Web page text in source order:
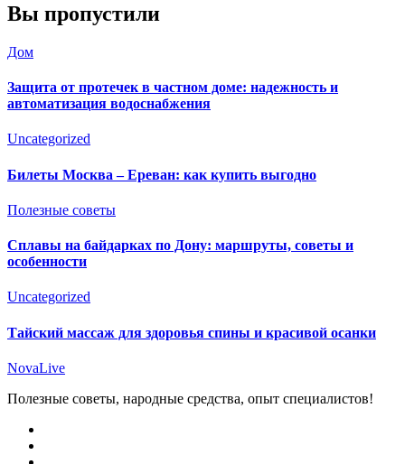
Вы пропустили
Дом
Защита от протечек в частном доме: надежность и
автоматизация водоснабжения
Uncategorized
Билеты Москва – Ереван: как купить выгодно
Полезные советы
Сплавы на байдарках по Дону: маршруты, советы и
особенности
Uncategorized
Тайский массаж для здоровья спины и красивой осанки
NovaLive
Полезные советы, народные средства, опыт специалистов!